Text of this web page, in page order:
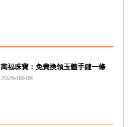
萬福珠寶：免費換領玉髓手鏈一條
2026-08-08